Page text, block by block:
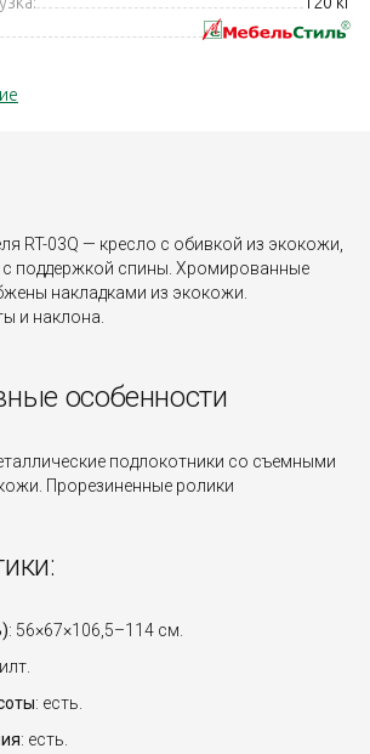
RT-03Q — кресло с обивкой из экокожи,
с поддержкой спины. Хромированные
накладками из экокожи.
и наклона.
особенности
подлокотники со съемными
Прорезиненные ролики
: 56×67×106,5–114 см.
: есть.
: есть.